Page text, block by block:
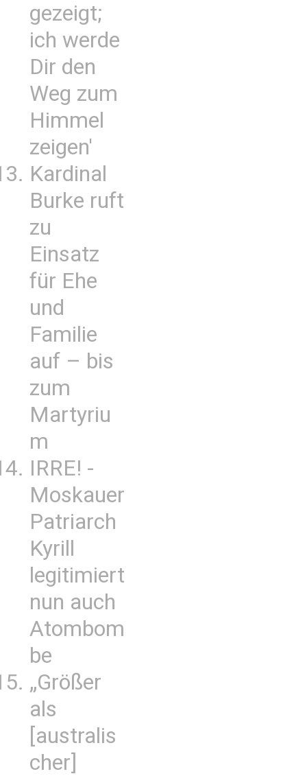
gezeigt;
ich werde
Dir den
Weg zum
Himmel
zeigen'
Kardinal
Burke ruft
zu
Einsatz
für Ehe
und
Familie
auf – bis
zum
Martyriu
m
IRRE! -
Moskauer
Patriarch
Kyrill
legitimiert
nun auch
Atombom
be
„Größer
als
[australis
cher]